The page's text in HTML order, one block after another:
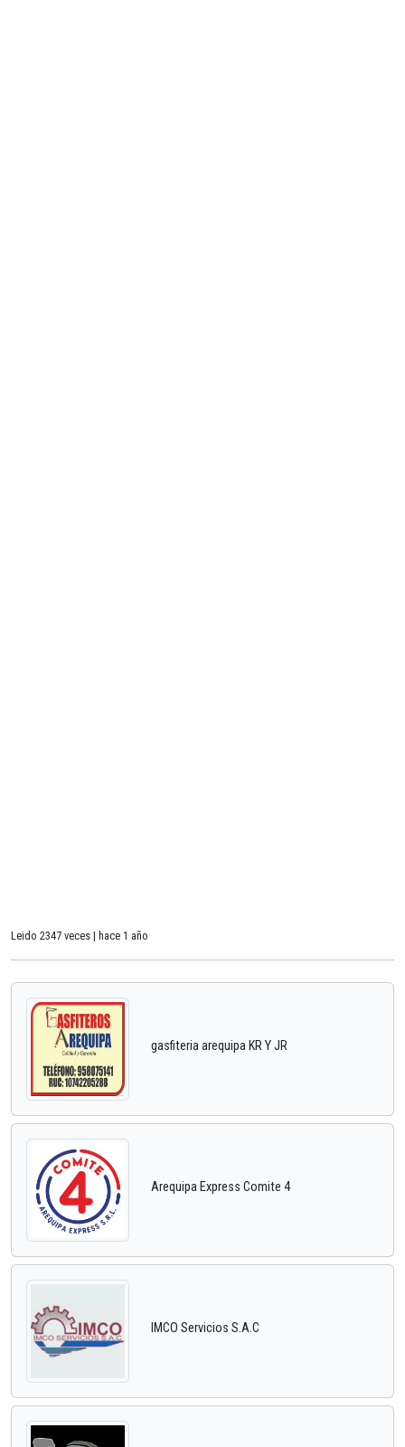
Leido 2347 veces | hace 1 año
gasfiteria arequipa KR Y JR
Arequipa Express Comite 4
IMCO Servicios S.A.C